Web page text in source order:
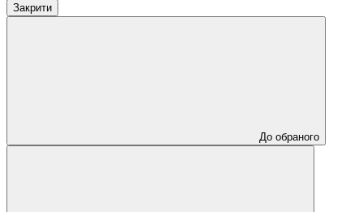
Закрити
До обраного